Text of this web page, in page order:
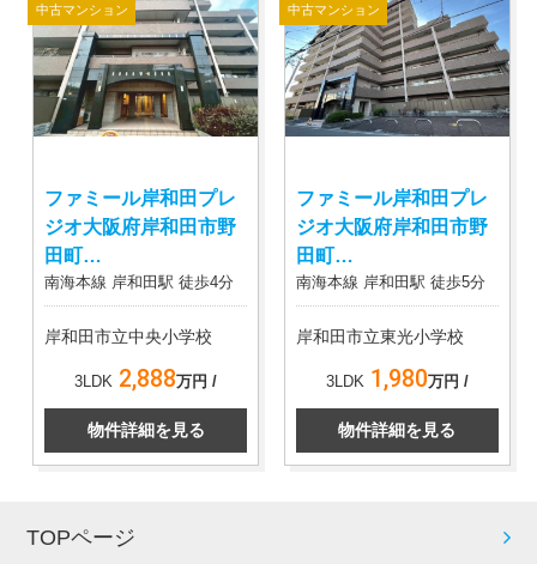
中古マンション
ファミール岸和田プレ
ジオ大阪府岸和田市野
田町…
南海本線 岸和田駅 徒歩4分
岸和田市立中央小学校
3LDK 2,888万円 /
物件詳細を見る
中古マンション
ファミール岸和田プレ
ジオ大阪府岸和田市野
田町…
南海本線 岸和田駅 徒歩5分
岸和田市立東光小学校
3LDK 1,980万円 /
物件詳細を見る
TOPページ